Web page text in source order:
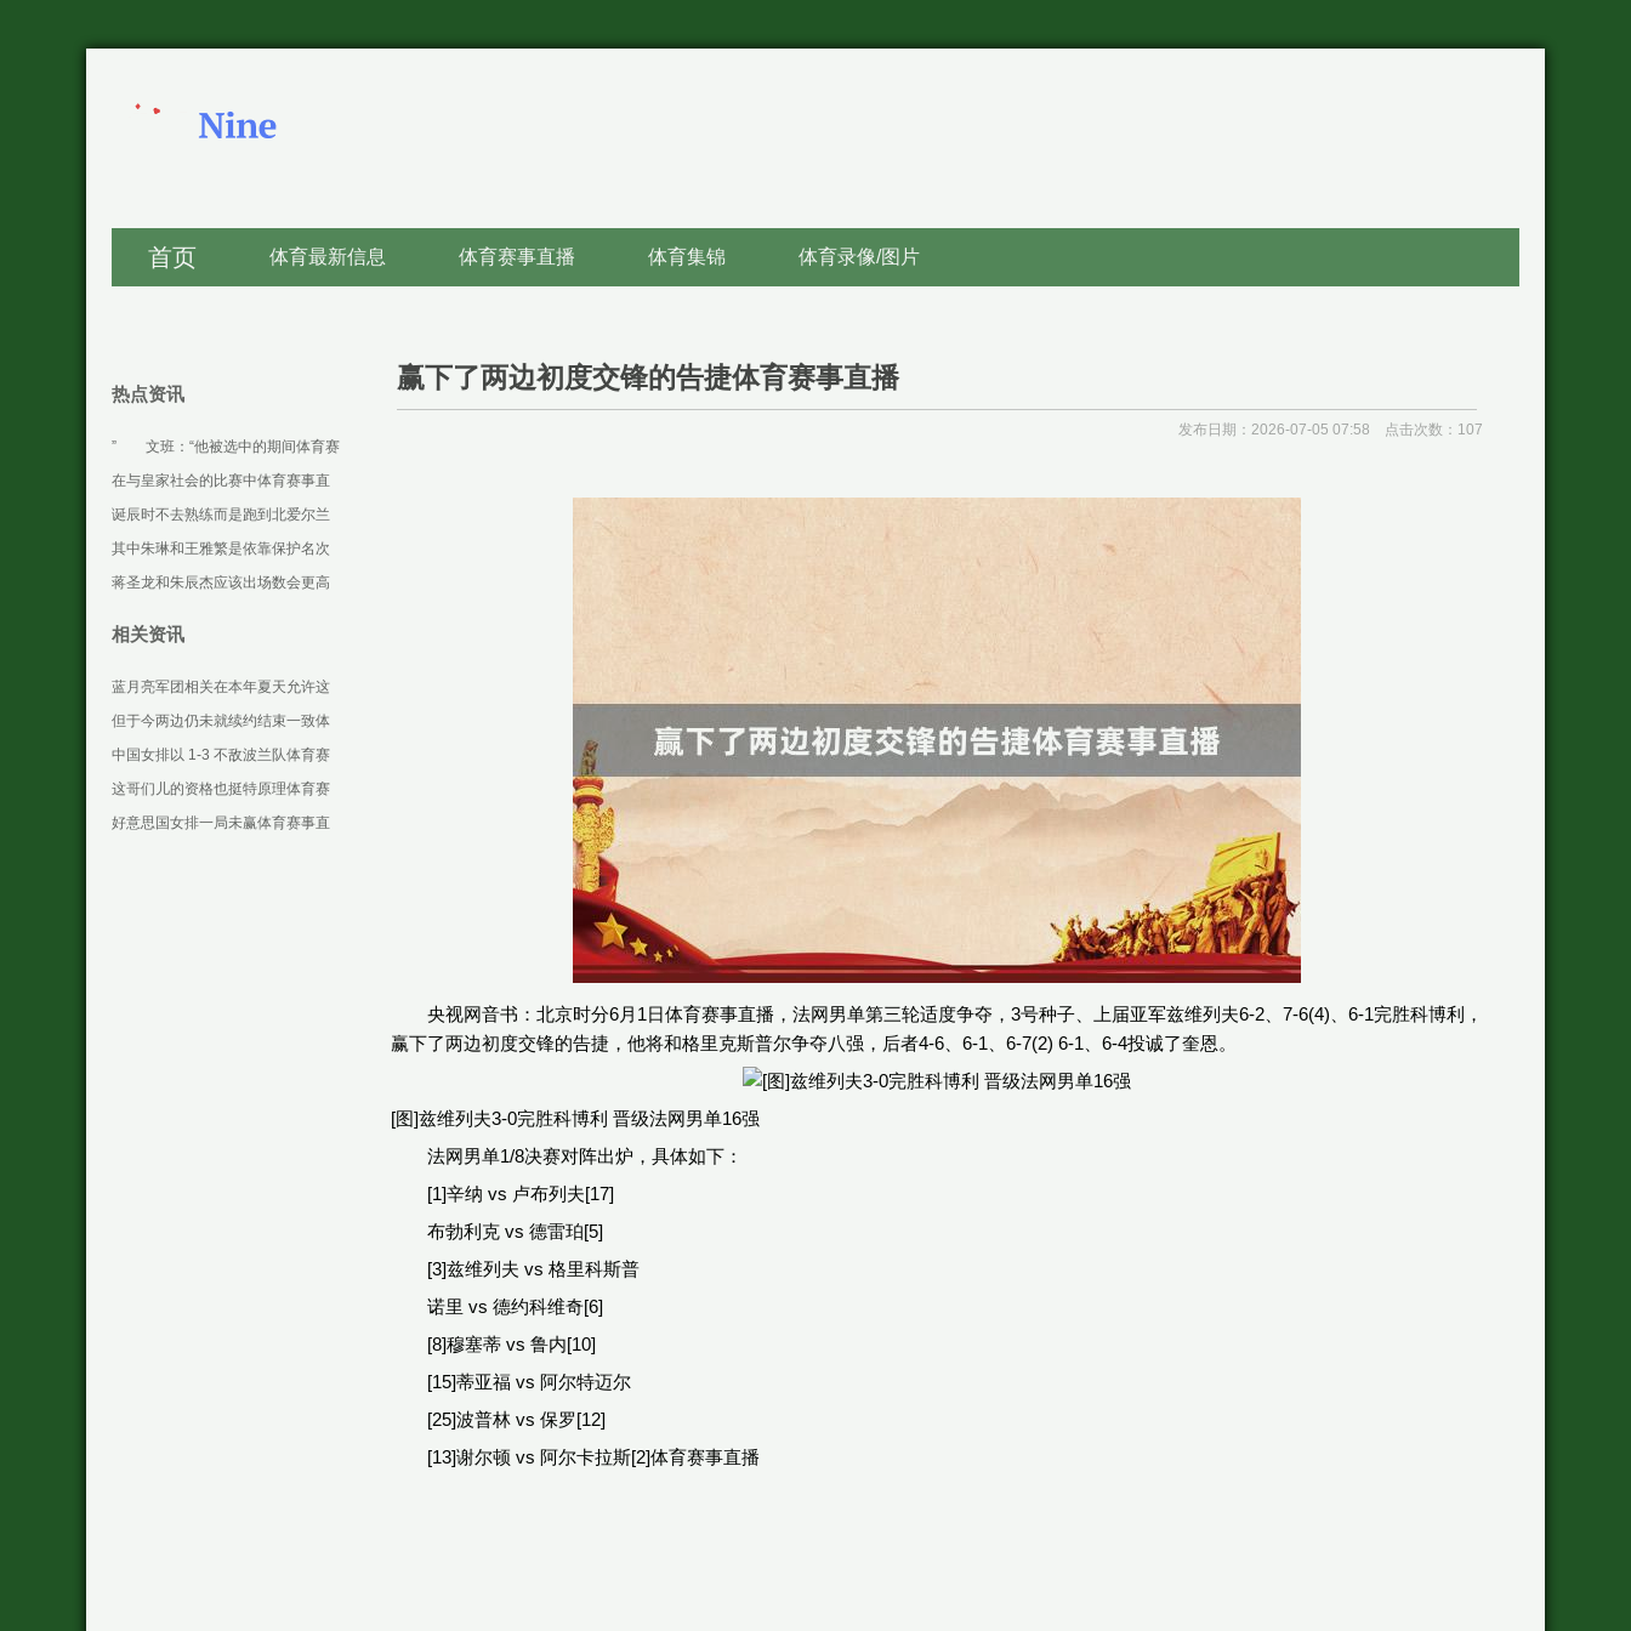
首页 体育最新信息 体育赛事直播 体育集锦 体育录像/图片
赢下了两边初度交锋的告捷体育赛事直播
发布日期：2026-07-05 07:58 点击次数：107
央视网音书：北京时分6月1日体育赛事直播，法网男单第三轮适度争夺，3号种子、上届亚军兹维列夫6-2、7-6(4)、6-1完胜科博利，
赢下了两边初度交锋的告捷，他将和格里克斯普尔争夺八强，后者4-6、6-1、6-7(2) 6-1、6-4投诚了奎恩。
[图]兹维列夫3-0完胜科博利 晋级法网男单16强
法网男单1/8决赛对阵出炉，具体如下：
[1]辛纳 vs 卢布列夫[17]
布勃利克 vs 德雷珀[5]
[3]兹维列夫 vs 格里科斯普
诺里 vs 德约科维奇[6]
[8]穆塞蒂 vs 鲁内[10]
[15]蒂亚福 vs 阿尔特迈尔
[25]波普林 vs 保罗[12]
[13]谢尔顿 vs 阿尔卡拉斯[2]体育赛事直播
热点资讯
” 文班：“他被选中的期间体育赛
事直播
在与皇家社会的比赛中体育赛事直
播
诞辰时不去熟练而是跑到北爱尔兰
庆祝等等体育赛事直播
其中朱琳和王雅繁是依靠保护名次
参赛体育赛事直播
蒋圣龙和朱辰杰应该出场数会更高
相关资讯
蓝月亮军团相关在本年夏天允许这
位英格兰国脚目田离队体育赛事直
播
但于今两边仍未就续约结束一致体
育赛事直播
中国女排以 1-3 不敌波兰队体育赛
事直播
这哥们儿的资格也挺特原理体育赛
事直播
好意思国女排一局未赢体育赛事直